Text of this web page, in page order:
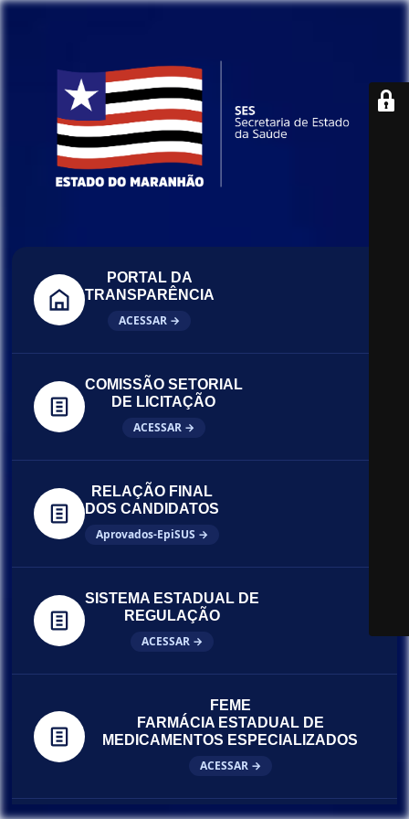
PORTAL DA
TRANSPARÊNCIA
ACESSAR →
COMISSÃO SETORIAL
DE LICITAÇÃO
ACESSAR →
RELAÇÃO FINAL
DOS CANDIDATOS
Aprovados-EpiSUS →
SISTEMA ESTADUAL DE
REGULAÇÃO
ACESSAR →
FEME
FARMÁCIA ESTADUAL DE
MEDICAMENTOS ESPECIALIZADOS
ACESSAR →